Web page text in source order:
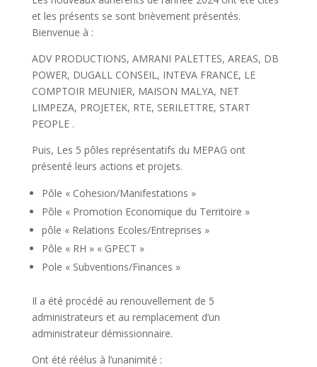
et les présents se sont brièvement présentés.
Bienvenue à :
ADV PRODUCTIONS, AMRANI PALETTES, AREAS, DB
POWER, DUGALL CONSEIL, INTEVA FRANCE, LE
COMPTOIR MEUNIER, MAISON MALYA, NET
LIMPEZA, PROJETEK, RTE, SERILETTRE, START
PEOPLE .
Puis, Les 5 pôles représentatifs du MEPAG ont
présenté leurs actions et projets.
Pôle « Cohesion/Manifestations »
Pôle « Promotion Economique du Territoire »
pôle « Relations Ecoles/Entreprises »
Pôle « RH » « GPECT »
Pole « Subventions/Finances »
Il a été procédé au renouvellement de 5
administrateurs et au remplacement d’un
administrateur démissionnaire.
Ont été réélus à l’unanimité :